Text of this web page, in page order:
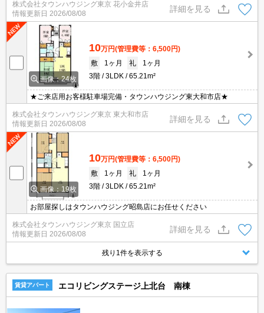
す！お気軽にお問い合わせ下さい☆★
株式会社タウンハウジング東京 花小金井店
情報更新日 2026/08/08
詳細を見る
画像：24枚
10万円(管理費等：6,500円)
敷
1ヶ月 礼
1ヶ月
3階
3LDK 65.21m²
★ご来店用お客様駐車場完備・タウンハウジング東大和市店★
株式会社タウンハウジング東京 東大和市店
情報更新日 2026/08/08
詳細を見る
画像：19枚
10万円(管理費等：6,500円)
敷
1ヶ月 礼
1ヶ月
3階
3LDK 65.21m²
お部屋探しはタウンハウジング昭島店にお任せください
株式会社タウンハウジング東京 国立店
情報更新日 2026/08/08
詳細を見る
残り1件を表示する
賃貸アパート エコリビングステージ上北台 南棟